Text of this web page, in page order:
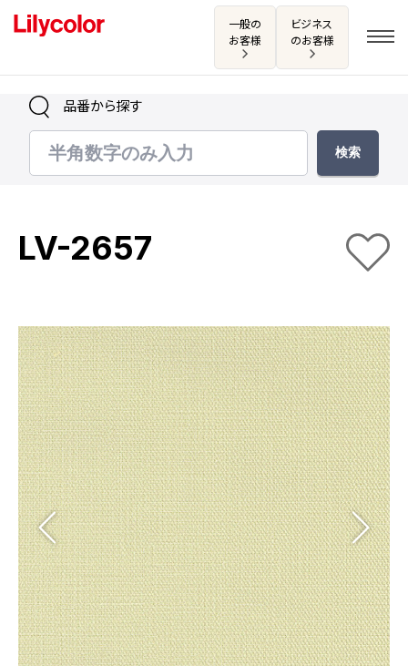
一般の
お客様
ビジネス
のお客様
ログイン・新規会員登録
お気に入り
商品を探す
商品を探す トップ
壁紙
カーテン
床材
ブランド・コレクション
Lilycolor Coordinate 着せ替えシミュレーション
カタログ一覧
カタログ一覧 トップ
壁紙
カーテン
床材
サステナブル商品
ノンワックス床タイル
壁紙機能性ガイド
施工事例
施工事例 トップ
医療・福祉施設
ホテル・オフィス・店舗
モデルハウス
新築戸建・マンション
#リリカラのある暮らし
リリカラノート
ショールーム
ショールーム トップ
東京ショールーム
お客様サポート
品番から探す
LV-2657